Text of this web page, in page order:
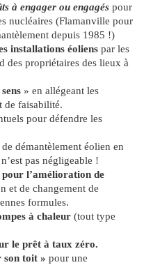
à engager ou engagés pour
nucléaires (Flamanville pour
depuis 1985 !)
installations éoliens par les
des propriétaires des lieux à
» en allégeant les
de faisabilité.
pour défendre les
démantèlement éolien en
pas négligeable !
l’amélioration de
et de changement de
formules.
à chaleur (tout type
le prêt à taux zéro.
son toit » pour une